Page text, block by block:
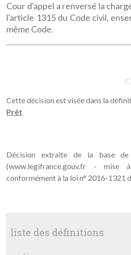
Cour d'appel a renversé la
l'article 1315 du Code civil,
même Code.
Cette décision est visée dans la
Prêt
Décision extraite de la base
(www.legifrance.gouv.fr -
conformément à la loi n° 2016-1321
liste des définitions